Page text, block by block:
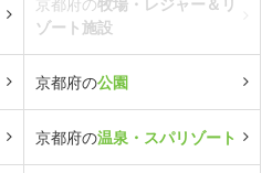
ゾート施設
京都府の公園
京都府の温泉・スパリゾート